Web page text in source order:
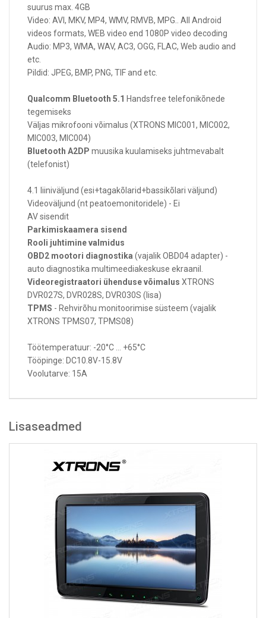
suurus max. 4GB
Video: AVI, MKV, MP4, WMV, RMVB, MPG.. All Android
videos formats, WEB video end 1080P video decoding
Audio: MP3, WMA, WAV, AC3, OGG, FLAC, Web audio and
etc.
Pildid: JPEG, BMP, PNG, TIF and etc.
Qualcomm Bluetooth 5.1 Handsfree telefonikõnede
tegemiseks
Väljas mikrofooni võimalus (XTRONS MIC001, MIC002,
MIC003, MIC004)
Bluetooth A2DP muusika kuulamiseks juhtmevabalt
(telefonist)
4.1 liiniväljund (esi+tagakõlarid+bassikõlari väljund)
Videoväljund (nt peatoemonitoridele) - Ei
AV sisendit
Parkimiskaamera sisend
Rooli juhtimine valmidus
OBD2 mootori diagnostika (vajalik OBD04 adapter) -
auto diagnostika multimeediakeskuse ekraanil.
Videoregistraatori ühenduse võimalus XTRONS
DVR027S, DVR028S, DVR030S (lisa)
TPMS - Rehvirõhu monitoorimise süsteem (vajalik
XTRONS TPMS07, TPMS08)
Töötemperatuur: -20°C ... +65°C
Tööpinge: DC10.8V-15.8V
Voolutarve: 15A
Lisaseadmed